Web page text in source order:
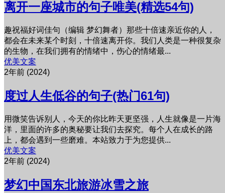
离开一座城市的句子唯美(精选54句)
趣祝福好词佳句（编辑 梦幻舞者）那些十倍速亲近你的人，
都会在未来某个时刻，十倍速离开你。我们人类是一种很复杂
的生物，在我们拥有的情绪中，伤心的情绪最...
优美文案
2年前 (2024)
度过人生低谷的句子(热门61句)
用微笑告诉别人，今天的你比昨天更坚强，人生就像是一片海
洋，里面的许多的奥秘要让我们去探究。每个人在成长的路
上，都会遇到一些磨难。本站致力于为您提供...
优美文案
2年前 (2024)
梦幻中国东北旅游冰雪之旅